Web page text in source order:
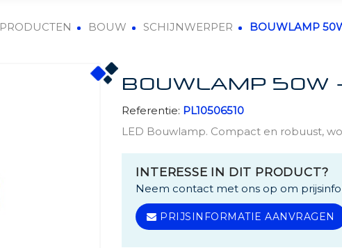
PRODUCTEN BOUW SCHIJNWERPER BOUWLAMP
BOUWLAMP
Referentie: PL10506510
LED Bouwlamp. Compact en robuust,
INTERESSE IN DIT PRODUCT?
Neem contact met ons op om
PRIJSINFORMATIE AANVRAGEN